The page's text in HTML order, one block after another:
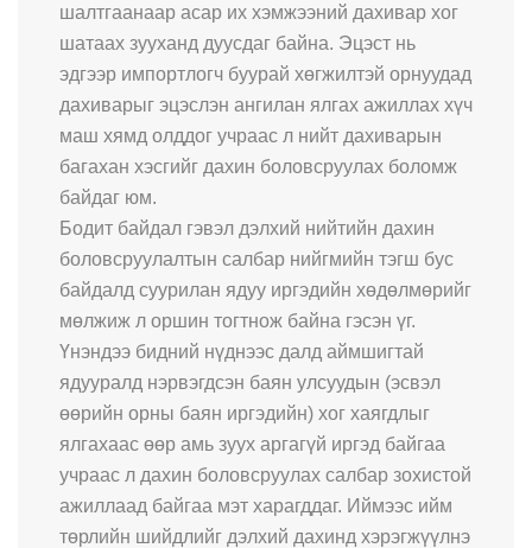
шалтгаанаар асар их хэмжээний дахивар хог
шатаах зууханд дуусдаг байна. Эцэст нь
эдгээр импортлогч буурай хөгжилтэй орнуудад
дахиварыг эцэслэн ангилан ялгах ажиллах хүч
маш хямд олддог учраас л нийт дахиварын
багахан хэсгийг дахин боловсруулах боломж
байдаг юм.
Бодит байдал гэвэл дэлхий нийтийн дахин
боловсруулалтын салбар нийгмийн тэгш бус
байдалд суурилан ядуу иргэдийн хөдөлмөрийг
мөлжиж л оршин тогтнож байна гэсэн үг.
Үнэндээ бидний нүднээс далд аймшигтай
ядууралд нэрвэгдсэн баян улсуудын (эсвэл
өөрийн орны баян иргэдийн) хог хаягдлыг
ялгахаас өөр амь зуух аргагүй иргэд байгаа
учраас л дахин боловсруулах салбар зохистой
ажиллаад байгаа мэт харагддаг. Иймээс ийм
төрлийн шийдлийг дэлхий дахинд хэрэгжүүлнэ